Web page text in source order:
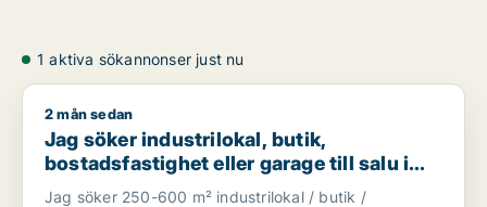
1 aktiva sökannonser just nu
Jag söker industrilokal, butik, bostadsfastighet eller garage
2 mån sedan
Jag söker industrilokal, butik,
bostadsfastighet eller garage till salu i
Skåne
Jag söker 250-600 m² industrilokal / butik /